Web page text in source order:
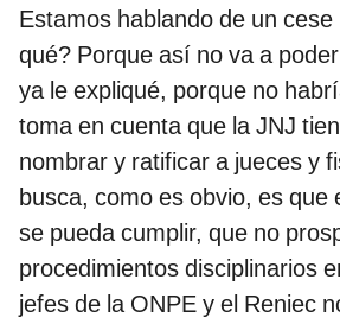
Estamos hablando de un
qué? Porque así no va a
ya le expliqué, porque no
toma en cuenta que la JNJ
nombrar y ratificar a jueces y
busca, como es obvio, es que
se pueda cumplir, que no
procedimientos disciplinarios
jefes de la ONPE y el Reniec